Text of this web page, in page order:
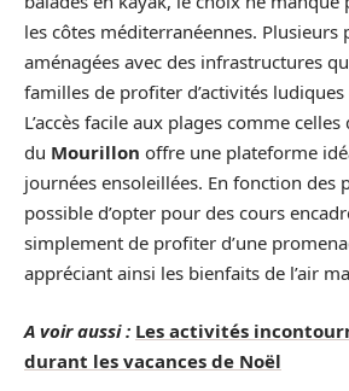
les côtes méditerranéennes. Plusieurs
aménagées avec des infrastructures
familles de profiter d’activités
L’accès facile aux plages comme celles
du Mourillon offre une plateforme
journées ensoleillées. En fonction des
possible d’opter pour des cours
simplement de profiter d’une
appréciant ainsi les bienfaits de l’air
A voir aussi : Les activités
durant les vacances de Noël